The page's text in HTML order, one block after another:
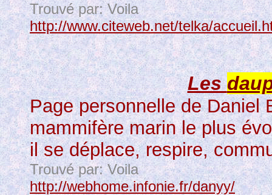
Trouvé par: Voila
http://www.citeweb.net/telka/
Les
Page personnelle de Daniel
mammifère marin le plus
il se déplace, respire,
Trouvé par: Voila
http://webhome.infonie.fr/danyy/